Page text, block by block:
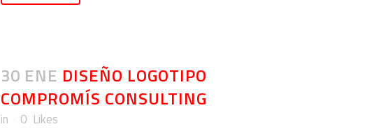
30 ENE DISEÑO LOGOTIPO
COMPROMÍS CONSULTING
in 0 Likes